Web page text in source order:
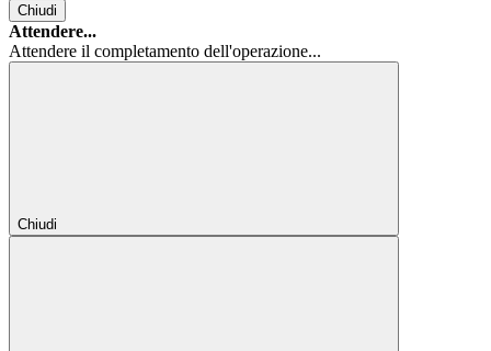
Chiudi
Attendere...
Attendere il completamento dell'operazione...
Chiudi